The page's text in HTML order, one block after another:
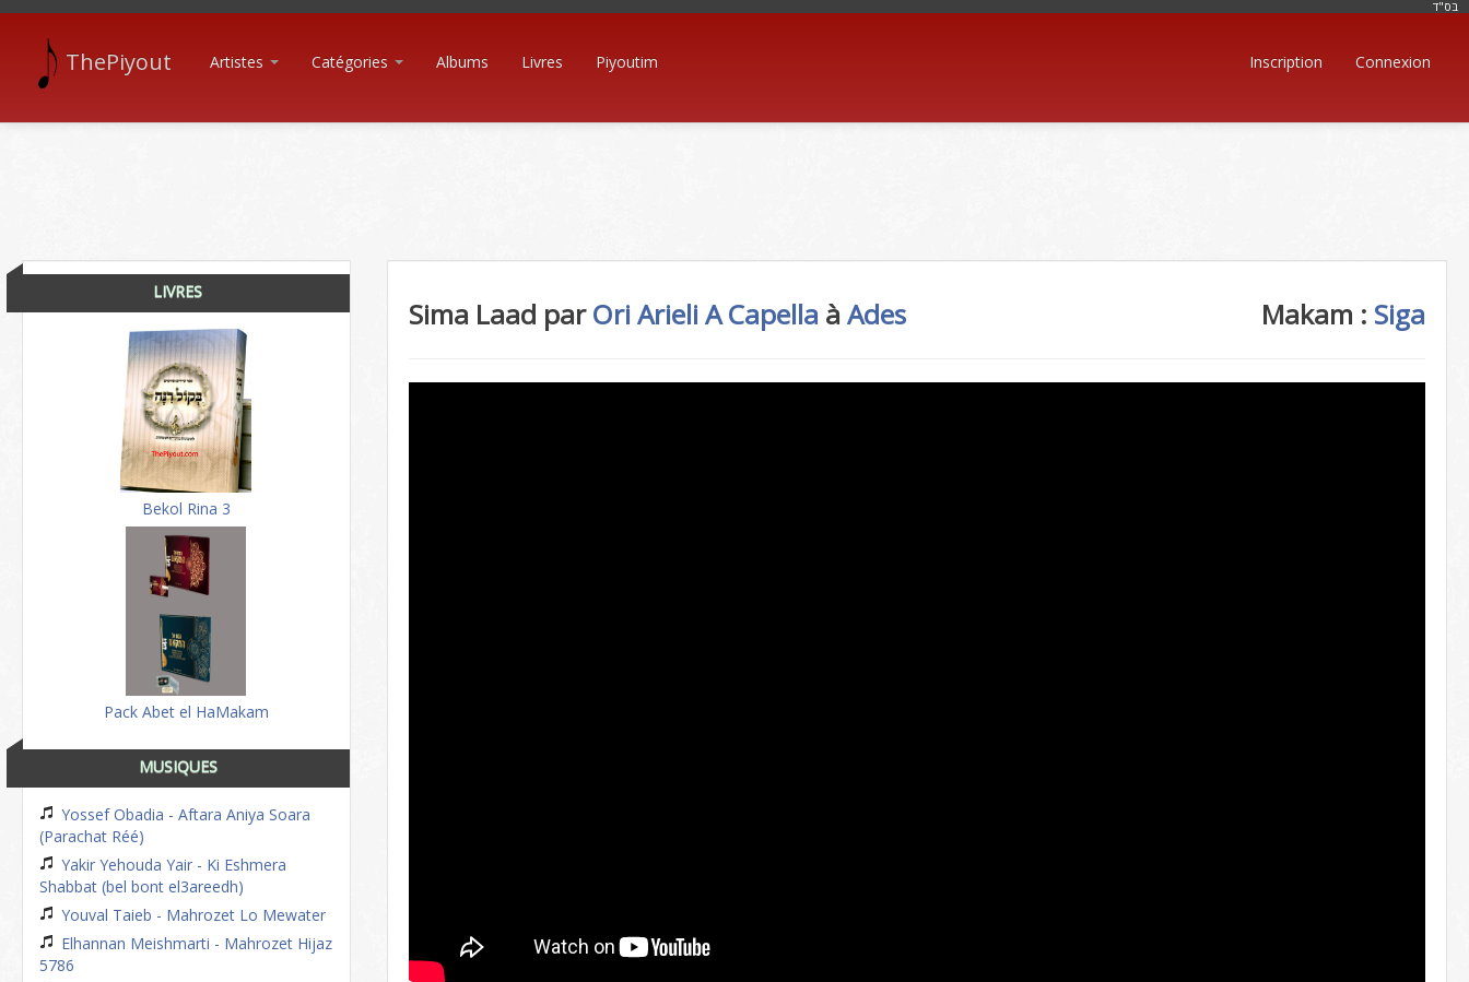
בּס"ד
ThePiyout Artistes Catégories Albums Livres Piyoutim Inscription Connexion
LIVRES
Bekol Rina 3
Pack Abet el HaMakam
MUSIQUES
Yossef Obadia - Aftara Aniya Soara
(Parachat Réé)
Yakir Yehouda Yair - Ki Eshmera
Shabbat (bel bont el3areedh)
Youval Taieb - Mahrozet Lo Mewater
Elhannan Meishmarti - Mahrozet Hijaz
5786
Sima Laad parOri Arieli A Capella àAdes Makam : Siga